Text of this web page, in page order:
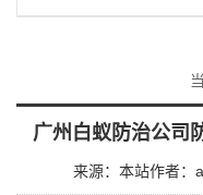
广州白蚁防治公司
来源：本站作者：